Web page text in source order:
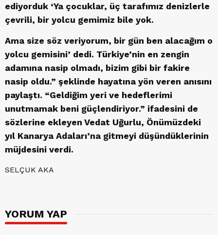
ediyorduk ‘Ya çocuklar, üç tarafımız denizlerle
çevrili, bir yolcu gemimiz bile yok.
Ama size söz veriyorum, bir gün ben alacağım o
yolcu gemisini’ dedi. Türkiye’nin en zengin
adamına nasip olmadı, bizim gibi bir fakire
nasip oldu.” şeklinde hayatına yön veren anısını
paylaştı. “Geldiğim yeri ve hedeflerimi
unutmamak beni güçlendiriyor.” ifadesini de
sözlerine ekleyen Vedat Uğurlu, Önümüzdeki
yıl Kanarya Adaları’na gitmeyi düşündüklerinin
müjdesini verdi.
SELÇUK AKA
YORUM YAP